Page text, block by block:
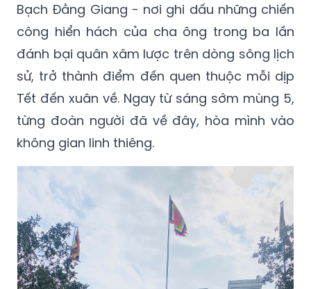
Bạch Đằng Giang - nơi ghi dấu những chiến
công hiển hách của cha ông trong ba lần
đánh bại quân xâm lược trên dòng sông lịch
sử, trở thành điểm đến quen thuộc mỗi dịp
Tết đến xuân về. Ngay từ sáng sớm mùng 5,
từng đoàn người đã về đây, hòa mình vào
không gian linh thiêng.